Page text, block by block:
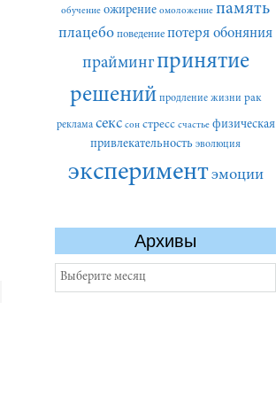
обучение ожирение омоложение память
плацебо поведение потеря обоняния
праймингпринятие
решений продление жизни рак
реклама секс сон стресс счастье физическая
привлекательность эволюция
экспериментэмоции
Архивы
Архивы